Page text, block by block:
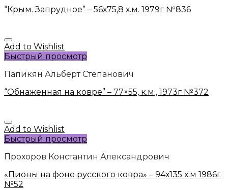
“Крым. Запрудное” – 56х75,8 х.м. 1979г №836
Add to Wishlist
Быстрый просмотр
Папикян Альберт Степанович
“Обнаженная на ковре” – 77×55, к.м., 1973г №372
Add to Wishlist
Быстрый просмотр
Прохоров Константин Александрович
«Пионы на фоне русского ковра» – 94х135 х.м 1986г
№52